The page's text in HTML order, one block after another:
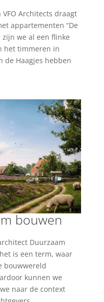
Architects draagt
appartementen “De
we al een flinke
het timmeren in
de Haagjes hebben
bouwen
Duurzaam
is een term, waar
bouwwereld
kunnen we
naar de context